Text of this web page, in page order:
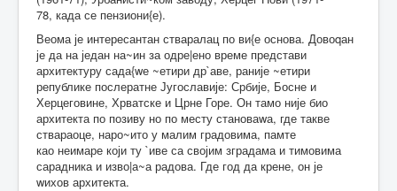
78, када се пензиони{е).
Веома је интересантан стваралац по ви{е основа. Довоqан
је да на један на~ин за одре|ено време представи
архитектуру сада{wе ~етири др`аве, раније ~етири
републике послератне Југославије: Србије, Босне и
Херцеговине, Хрватске и Црне Горе. Он тамо није био
архитекта по позиву но по месту становаwа, где такве
ствараоце, наро~ито у малим градовима, памте
као неимаре који ту `иве са својим зградама и тимовима
сарадника и изво|а~а радова. Где год да крене, он је
wихов архитекта.